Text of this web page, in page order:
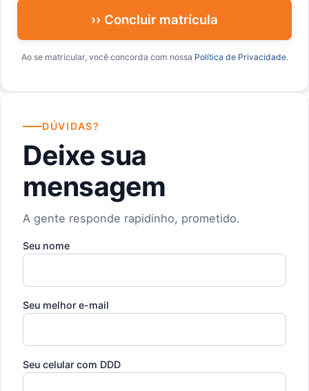
›› Concluir matrícula
Ao se matricular, você concorda com nossa Política de Privacidade.
DÚVIDAS?
Deixe sua
mensagem
A gente responde rapidinho, prometido.
Seu nome
Seu melhor e-mail
Seu celular com DDD